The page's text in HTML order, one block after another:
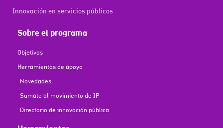
Innovación en servicios públicos
Sobre el programa
Objetivos
Herramientas de apoyo
Novedades
Sumate al movimiento de IP
Directorio de innovación pública